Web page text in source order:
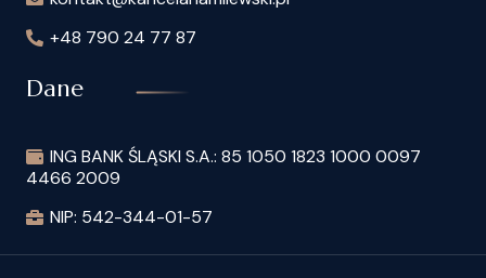
+48 790 24 77 87
Dane
ING BANK ŚLĄSKI S.A.: 85 1050 1823 1000 0097
4466 2009
NIP: 542-344-01-57